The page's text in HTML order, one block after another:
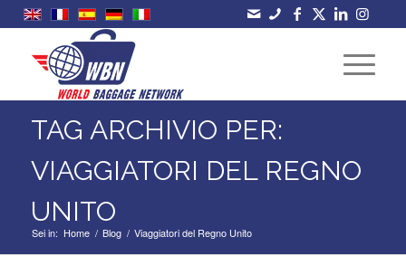
TAG ARCHIVIO PER:
VIAGGIATORI DEL REGNO
UNITO
Sei in: Home / Blog / Viaggiatori del Regno Unito